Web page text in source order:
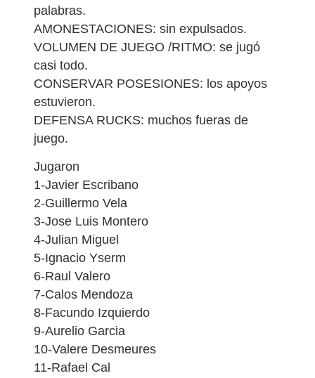
palabras.
AMONESTACIONES: sin expulsados.
VOLUMEN DE JUEGO /RITMO: se jugó
casi todo.
CONSERVAR POSESIONES: los apoyos
estuvieron.
DEFENSA RUCKS: muchos fueras de
juego.
Jugaron
1-Javier Escribano
2-Guillermo Vela
3-Jose Luis Montero
4-Julian Miguel
5-Ignacio Yserm
6-Raul Valero
7-Calos Mendoza
8-Facundo Izquierdo
9-Aurelio Garcia
10-Valere Desmeures
11-Rafael Cal